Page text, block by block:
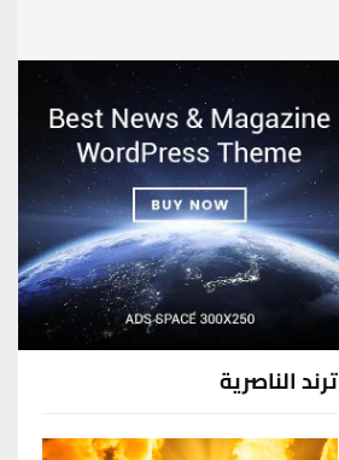
ترند الناصرية